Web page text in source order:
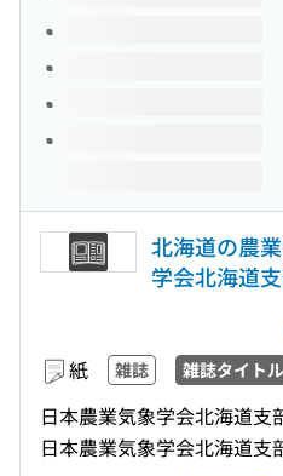
北海道の農
学会北海道
紙 雑誌 雑誌タイトル
日本農業気象学会北海道支
日本農業気象学会北海道支